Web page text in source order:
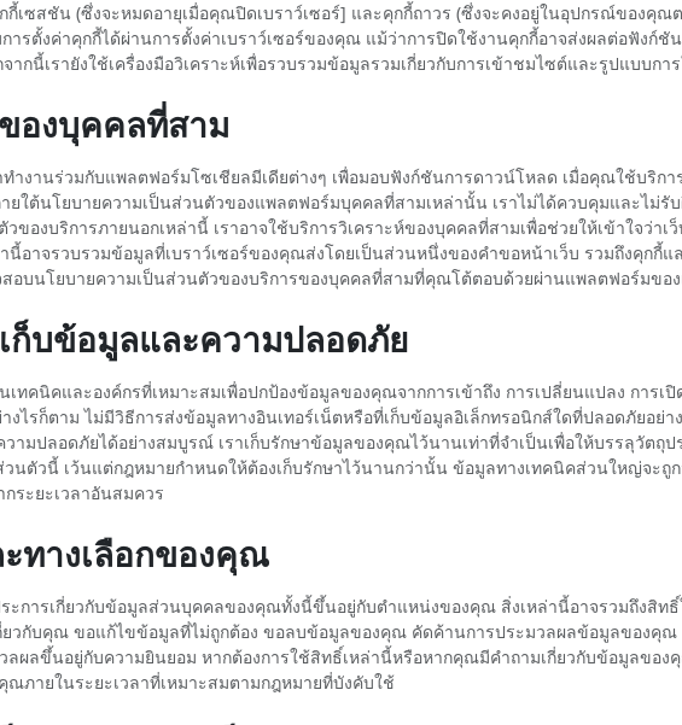
กกี้เซสชัน (ซึ่งจะหมดอายุเมื่อคุณปิดเบราว์เซอร์] และคุกกี้ถาวร (ซึ่งจะคงอยู่ในอุปกรณ์ของคุณ
รตั้งค่าคุกกี้ได้ผ่านการตั้งค่าเบราว์เซอร์ของคุณ แม้ว่าการปิดใช้งานคุกกี้อาจส่งผลต่อฟังก์ชั
ากนี้เรายังใช้เครื่องมือวิเคราะห์เพื่อรวบรวมข้อมูลรวมเกี่ยวกับการเข้าชมไซต์และรูปแบบกา
องบุคคลที่สาม
ำงานร่วมกับแพลตฟอร์มโซเชียลมีเดียต่างๆ เพื่อมอบฟังก์ชันการดาวน์โหลด เมื่อคุณใช้บริกา
ยใต้นโยบายความเป็นส่วนตัวของแพลตฟอร์มบุคคลที่สามเหล่านั้น เราไม่ได้ควบคุมและไม่รั
ของบริการภายนอกเหล่านี้ เราอาจใช้บริการวิเคราะห์ของบุคคลที่สามเพื่อช่วยให้เข้าใจว่าเ
านี้อาจรวบรวมข้อมูลที่เบราว์เซอร์ของคุณส่งโดยเป็นส่วนหนึ่งของคำขอหน้าเว็บ รวมถึงคุกกี้
อบนโยบายความเป็นส่วนตัวของบริการของบุคคลที่สามที่คุณโต้ตอบด้วยผ่านแพลตฟอร์มของ
ก็บข้อมูลและความปลอดภัย
เทคนิคและองค์กรที่เหมาะสมเพื่อปกป้องข้อมูลของคุณจากการเข้าถึง การเปลี่ยนแปลง การเปิ
งไรก็ตาม ไม่มีวิธีการส่งข้อมูลทางอินเทอร์เน็ตหรือที่เก็บข้อมูลอิเล็กทรอนิกส์ใดที่ปลอดภัยอย่
ามปลอดภัยได้อย่างสมบูรณ์ เราเก็บรักษาข้อมูลของคุณไว้นานเท่าที่จำเป็นเพื่อให้บรรลุวัตถุป
นตัวนี้ เว้นแต่กฎหมายกำหนดให้ต้องเก็บรักษาไว้นานกว่านั้น ข้อมูลทางเทคนิคส่วนใหญ่จะถู
ระยะเวลาอันสมควร
ทางเลือกของคุณ
ะการเกี่ยวกับข้อมูลส่วนบุคคลของคุณทั้งนี้ขึ้นอยู่กับตำแหน่งของคุณ สิ่งเหล่านี้อาจรวมถึงสิท
ยวกับคุณ ขอแก้ไขข้อมูลที่ไม่ถูกต้อง ขอลบข้อมูลของคุณ คัดค้านการประมวลผลข้อมูลของคุณ
ผลขึ้นอยู่กับความยินยอม หากต้องการใช้สิทธิ์เหล่านี้หรือหากคุณมีคำถามเกี่ยวกับข้อมูลของคุ
ภายในระยะเวลาที่เหมาะสมตามกฎหมายที่บังคับใช้